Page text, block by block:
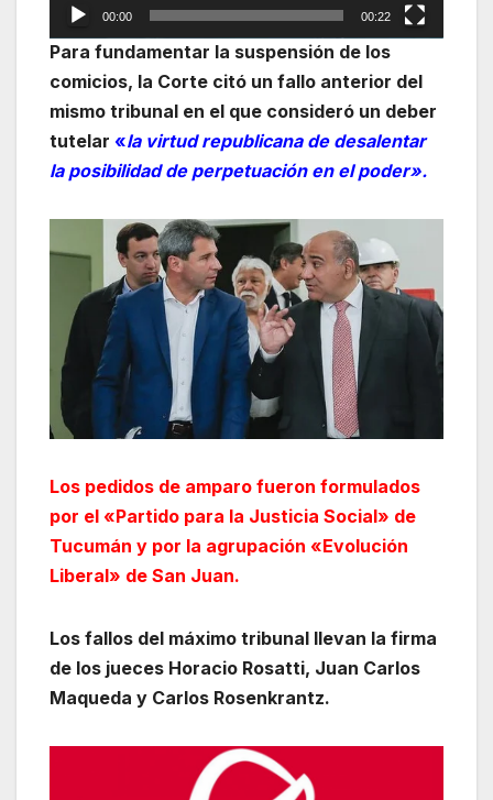
00:00 00:22
Para fundamentar la suspensión de los
comicios, la Corte citó un fallo anterior del
mismo tribunal en el que consideró un deber
tutelar «la virtud republicana de desalentar
la posibilidad de perpetuación en el poder».
Los pedidos de amparo fueron formulados
por el «Partido para la Justicia Social» de
Tucumán y por la agrupación «Evolución
Liberal» de San Juan.
Los fallos del máximo tribunal llevan la firma
de los jueces Horacio Rosatti, Juan Carlos
Maqueda y Carlos Rosenkrantz.